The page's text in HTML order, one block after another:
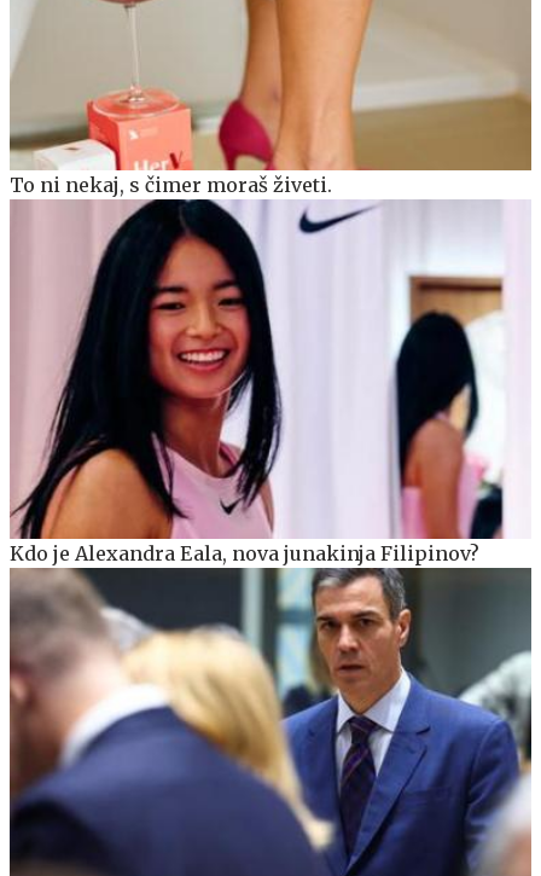
To ni nekaj, s čimer moraš živeti.
Kdo je Alexandra Eala, nova junakinja Filipinov?